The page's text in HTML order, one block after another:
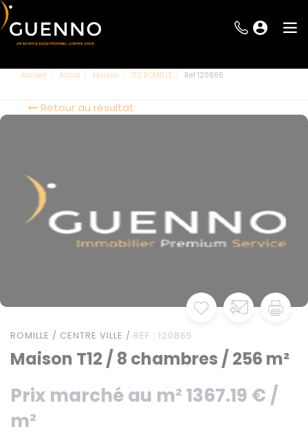
Accueil Achat Maison T12 ROMILLE Ref 120865
Retour au résultat
ROMILLE / CENTRE VILLE / REF : 120865
Maison T12 / 8 chambres / 256 m²
Prix marché au m² 1367.19 € /
m²